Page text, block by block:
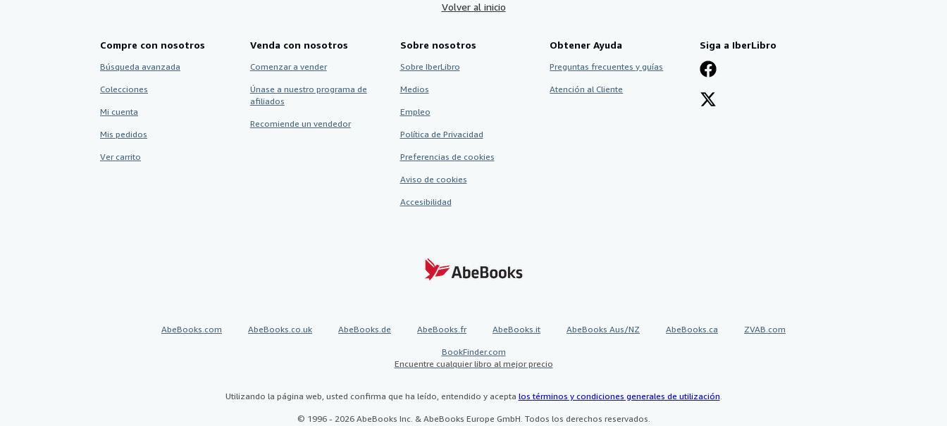
Volver al inicio
Compre con nosotros
Búsqueda avanzada
Colecciones
Mi cuenta
Mis pedidos
Ver carrito
Venda con nosotros
Comenzar a vender
Únase a nuestro programa de
afiliados
Recomiende un vendedor
Sobre nosotros
Sobre IberLibro
Medios
Empleo
Política de Privacidad
Preferencias de cookies
Aviso de cookies
Accesibilidad
Obtener Ayuda
Preguntas frecuentes y guías
Atención al Cliente
Siga a IberLibro
AbeBooks.com AbeBooks.co.uk AbeBooks.de AbeBooks.fr AbeBooks.it AbeBooks Aus/NZ AbeBooks.ca ZVAB.com
BookFinder.com
Encuentre cualquier libro al mejor precio
Utilizando la página web, usted confirma que ha leído, entendido y acepta los términos y condiciones generales de utilización.
© 1996 - 2026 AbeBooks Inc. & AbeBooks Europe GmbH. Todos los derechos reservados.